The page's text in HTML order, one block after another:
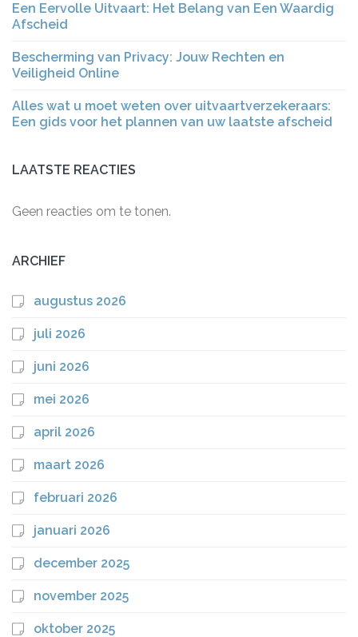
Een Eervolle Uitvaart: Het Belang van Een Waardig
Afscheid
Bescherming van Privacy: Jouw Rechten en
Veiligheid Online
Alles wat u moet weten over uitvaartverzekeraars:
Een gids voor het plannen van uw laatste afscheid
LAATSTE REACTIES
Geen reacties om te tonen.
ARCHIEF
augustus 2026
juli 2026
juni 2026
mei 2026
april 2026
maart 2026
februari 2026
januari 2026
december 2025
november 2025
oktober 2025